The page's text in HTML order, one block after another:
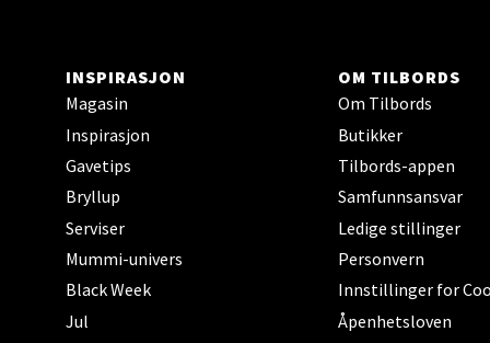
INSPIRASJON
Magasin
Inspirasjon
Gavetips
Bryllup
Serviser
Mummi-univers
Black Week
Jul
OM TILBORDS
Om Tilbords
Butikker
Tilbords-appen
Samfunnsansvar
Ledige stillinger
Personvern
Innstillinger for
Åpenhetsloven
Ski
Ski